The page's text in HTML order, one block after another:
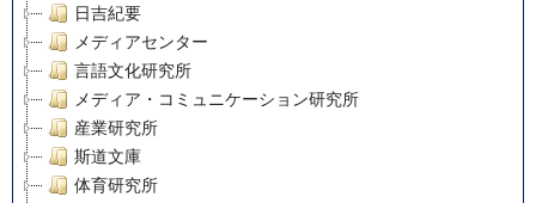
日吉紀要
メディアセンター
言語文化研究所
メディア・コミュニケーション研究所
産業研究所
斯道文庫
体育研究所